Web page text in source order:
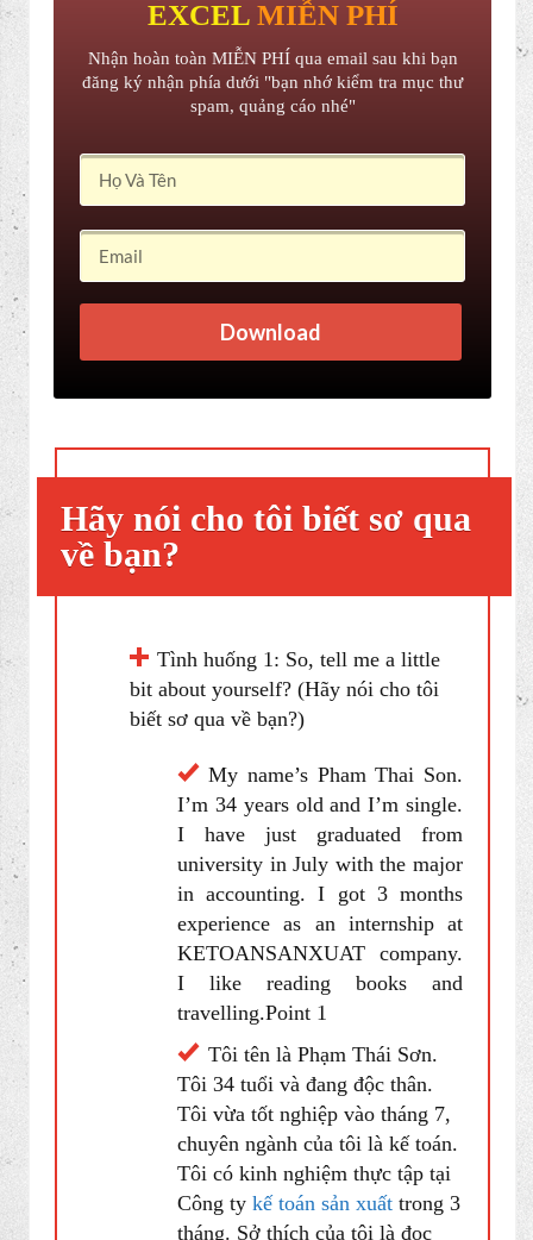
CÔNG TY
EXCEL MIỄN PHÍ
Nhận hoàn toàn MIỄN PHÍ qua email sau khi bạn
đăng ký nhận phía dưới "bạn nhớ kiểm tra mục thư
Download
Hãy nói cho tôi biết sơ qua
về bạn?
Tình huống 1: So, tell me a little
bit about yourself? (Hãy nói cho tôi
biết sơ qua về bạn?)
My name’s Pham Thai Son.
I’m 34 years old and I’m single.
I have just graduated from